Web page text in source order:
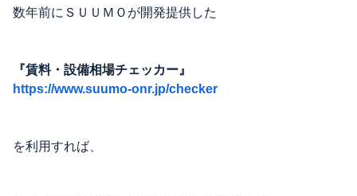
数年前にＳＵＵＭＯが開発提供した
『賃料・設備相場チェッカー』
https://www.suumo-onr.jp/checker
を利用すれば、